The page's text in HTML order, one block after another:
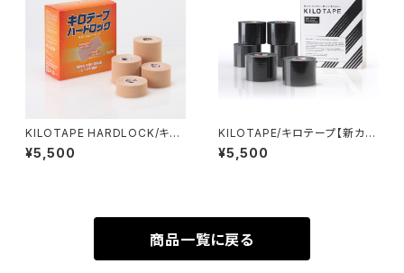
KILOTAPE HARDLOCK/キロ
テープ ハードロック
¥5,500
KILOTAPE/キロテープ【新カラ
ー：ブラック】
¥5,500
商品一覧に戻る